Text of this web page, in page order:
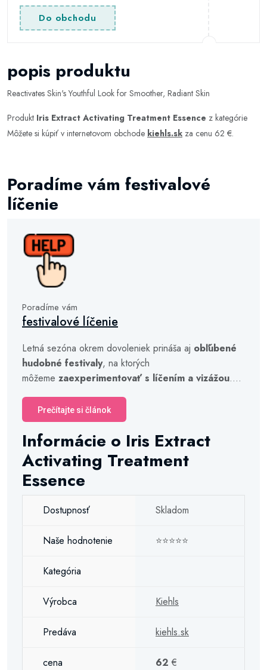
Do obchodu
popis produktu
Reactivates Skin's Youthful Look for Smoother, Radiant Skin
Produkt Iris Extract Activating Treatment Essence z kategórie
Môžete si kúpiť v internetovom obchode kiehls.sk za cenu 62 €.
Poradíme vám festivalové
líčenie
Poradíme vám
festivalové líčenie
Letná sezóna okrem dovoleniek prináša aj obľúbené
hudobné festivaly, na ktorých
môžeme zaexperimentovať s líčením a vizážou....
Prečítajte si článok
Informácie o Iris Extract
Activating Treatment
Essence
Dostupnosť Skladom
Naše hodnotenie ⭐⭐⭐⭐⭐
Kategória
Výrobca Kiehls
Predáva kiehls.sk
cena 62 €